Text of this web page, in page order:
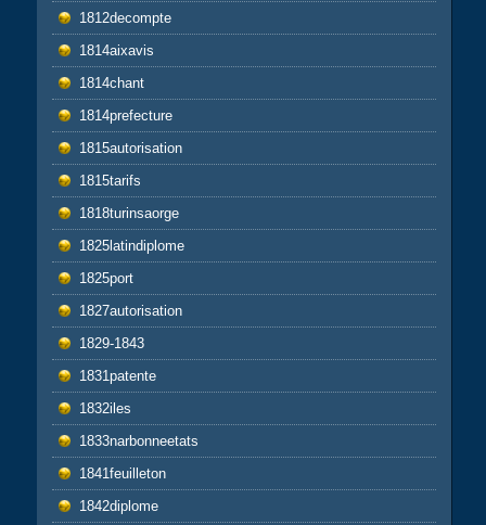
1812decompte
1814aixavis
1814chant
1814prefecture
1815autorisation
1815tarifs
1818turinsaorge
1825latindiplome
1825port
1827autorisation
1829-1843
1831patente
1832iles
1833narbonneetats
1841feuilleton
1842diplome